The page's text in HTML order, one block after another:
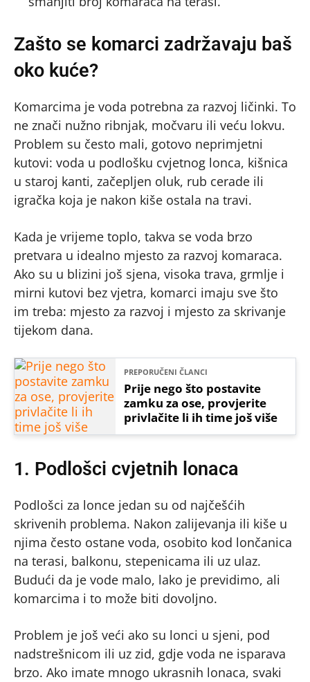
Zašto se komarci zadržavaju baš
oko kuće?
Komarcima je voda potrebna za razvoj ličinki. To
ne znači nužno ribnjak, močvaru ili veću lokvu.
Problem su često mali, gotovo neprimjetni
kutovi: voda u podlošku cvjetnog lonca, kišnica
u staroj kanti, začepljen oluk, rub cerade ili
igračka koja je nakon kiše ostala na travi.
Kada je vrijeme toplo, takva se voda brzo
pretvara u idealno mjesto za razvoj komaraca.
Ako su u blizini još sjena, visoka trava, grmlje i
mirni kutovi bez vjetra, komarci imaju sve što
im treba: mjesto za razvoj i mjesto za skrivanje
tijekom dana.
PREPORUČENI ČLANCI
Prije nego što postavite
zamku za ose, provjerite
privlačite li ih time još više
1. Podlošci cvjetnih lonaca
Podlošci za lonce jedan su od najčešćih
skrivenih problema. Nakon zalijevanja ili kiše u
njima često ostane voda, osobito kod lončanica
na terasi, balkonu, stepenicama ili uz ulaz.
Budući da je vode malo, lako je previdimo, ali
komarcima i to može biti dovoljno.
Problem je još veći ako su lonci u sjeni, pod
nadstrešnicom ili uz zid, gdje voda ne isparava
brzo. Ako imate mnogo ukrasnih lonaca, svaki